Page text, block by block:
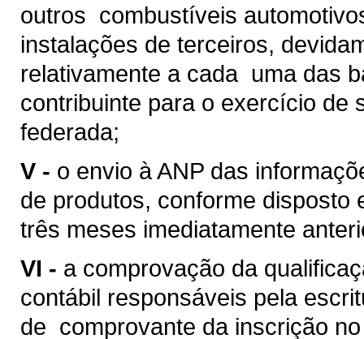
outros combustíveis
instalações de terceiros,
relativamente a cada uma das
contribuinte para o exercício de
federada;
V - o envio à ANP das
de produtos, conforme disposto
três meses imediatamente
VI - a comprovação da
contábil responsáveis pela
de comprovante da inscrição